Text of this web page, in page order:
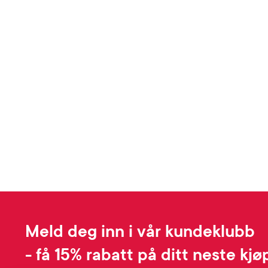
Meld deg inn i vår kundeklubb
- få 15% rabatt på ditt neste